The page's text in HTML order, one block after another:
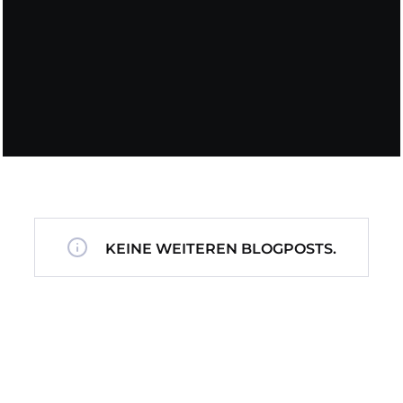
KEINE WEITEREN BLOGPOSTS.